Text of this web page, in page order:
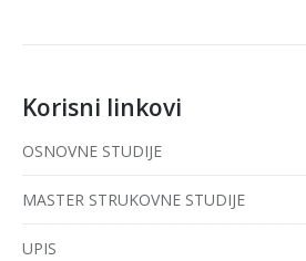
Korisni linkovi
OSNOVNE STUDIJE
MASTER STRUKOVNE STUDIJE
UPIS